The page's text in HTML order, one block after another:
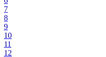
7
8
9
10
11
12